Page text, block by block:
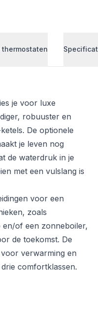
thermostaten
je voor luxe
robuuster en
De optionele
je leven nog
de waterdruk in je
met een vulslang is
voor een
zoals
of een zonneboiler,
de toekomst. De
verwarming en
comfortklassen.